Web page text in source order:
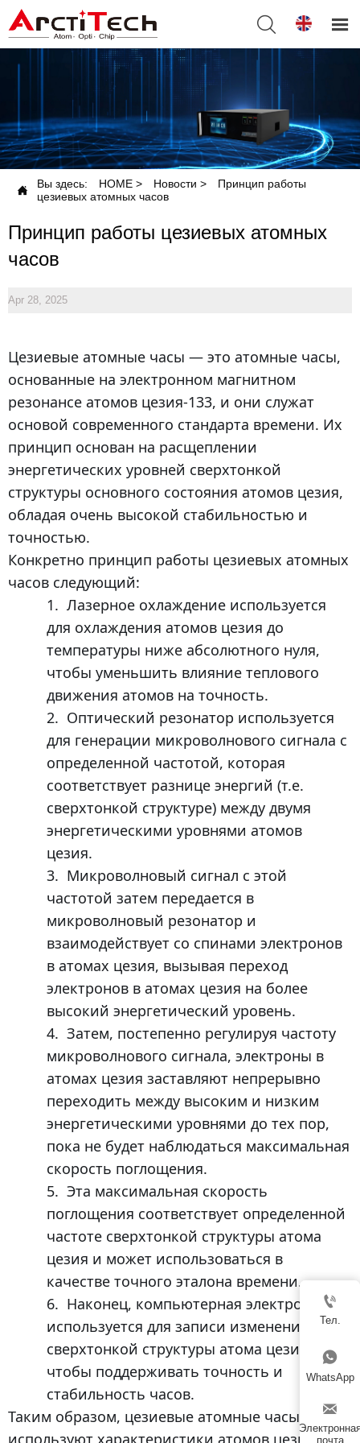
 
 Вы здесь: HOME > Новости >
Принцип работы
цезиевых атомных часов
Принцип работы цезиевых атомных
часов
Apr 28, 2025
Цезиевые атомные часы — это атомные часы,
основанные на электронном магнитном
резонансе атомов цезия-133, и они служат
основой современного стандарта времени. Их
принцип основан на расщеплении
энергетических уровней сверхтонкой
структуры основного состояния атомов цезия,
обладая очень высокой стабильностью и
точностью.
Конкретно принцип работы цезиевых атомных
часов следующий:
1. Лазерное охлаждение используется
для охлаждения атомов цезия до
температуры ниже абсолютного нуля,
чтобы уменьшить влияние теплового
движения атомов на точность.
2. Оптический резонатор используется
для генерации микроволнового сигнала с
определенной частотой, которая
соответствует разнице энергий (т.е.
сверхтонкой структуре) между двумя
энергетическими уровнями атомов
цезия.
3. Микроволновый сигнал с этой
частотой затем передается в
микроволновый резонатор и
взаимодействует со спинами электронов
в атомах цезия, вызывая переход
электронов в атомах цезия на более
высокий энергетический уровень.
4. Затем, постепенно регулируя частоту
микроволнового сигнала, электроны в
атомах цезия заставляют непрерывно
переходить между высоким и низким
энергетическими уровнями до тех пор,
пока не будет наблюдаться максимальная
скорость поглощения.
5. Эта максимальная скорость
поглощения соответствует определенной
частоте сверхтонкой структуры атома
цезия и может использоваться в
качестве точного эталона времени.
6. Наконец, компьютерная электроника
используется для записи изменений
сверхтонкой структуры атома цезия,
чтобы поддерживать точность и
стабильность часов.
Таким образом, цезиевые атомные часы
используют характеристики атомов цезия,

Тел.

WhatsApp

почта